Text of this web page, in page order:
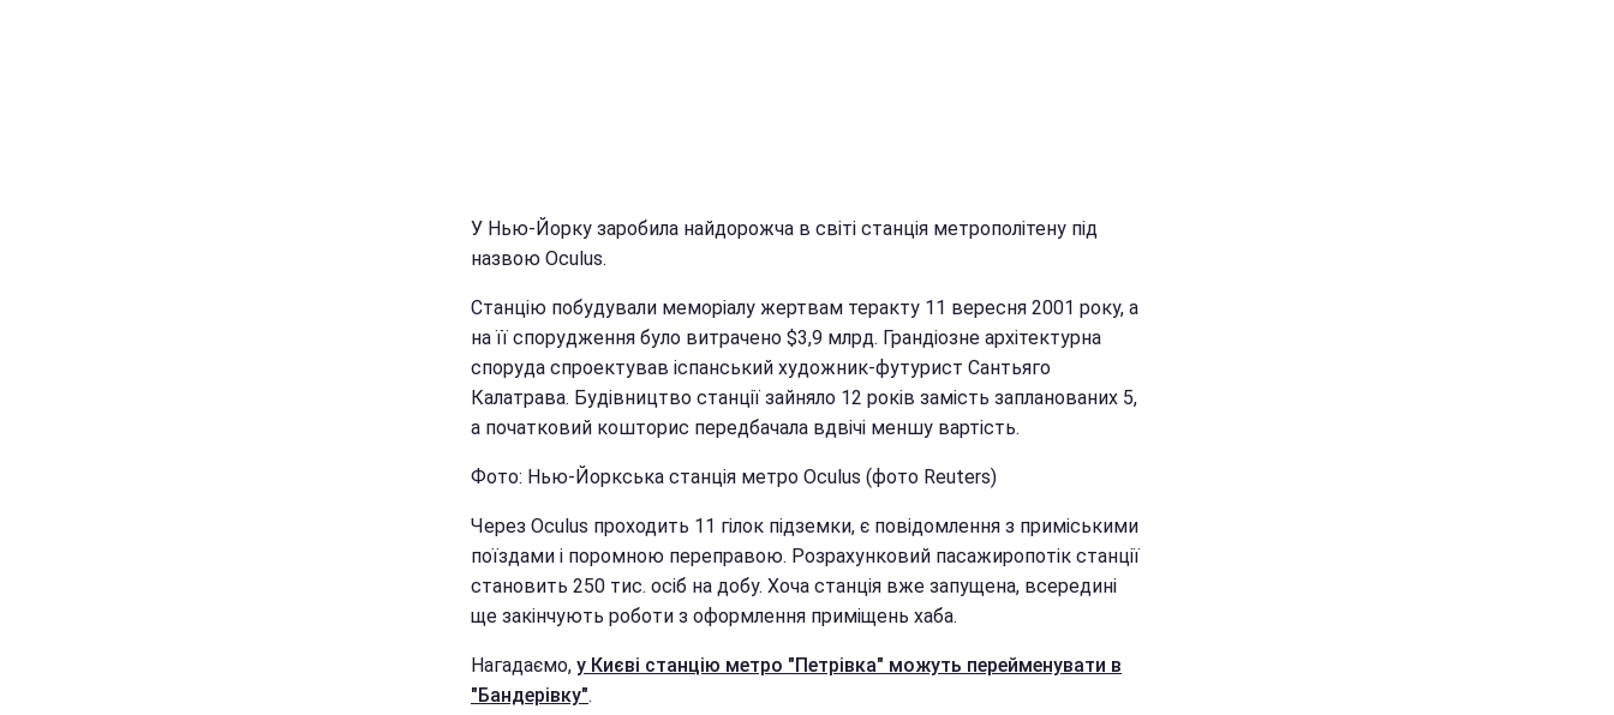
У Нью-Йорку заробила найдорожча в світі станція метрополітену під
назвою Oculus.
Станцію побудували меморіалу жертвам теракту 11 вересня 2001 року, а
на її спорудження було витрачено $3,9 млрд. Грандіозне архітектурна
споруда спроектував іспанський художник-футурист Сантьяго
Калатрава. Будівництво станції зайняло 12 років замість запланованих 5,
а початковий кошторис передбачала вдвічі меншу вартість.
Фото: Нью-Йоркська станція метро Oculus (фото Reuters)
Через Oculus проходить 11 гілок підземки, є повідомлення з приміськими
поїздами і поромною переправою. Розрахунковий пасажиропотік станції
становить 250 тис. осіб на добу. Хоча станція вже запущена, всередині
ще закінчують роботи з оформлення приміщень хаба.
Нагадаємо, у Києві станцію метро "Петрівка" можуть перейменувати в
"Бандерівку".